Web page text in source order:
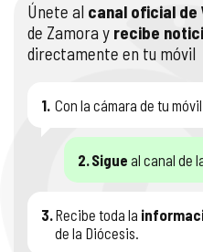
Únete al canal oficial de
de Zamora y recibe
directamente en tu móvil
1. Con la cámara de tu móvil
2.Sigue al canal de
3.Recibe toda la
de la Diócesis.
COMPLIANCE
RENDICIÓN CUENTAS
PREGUNTAS FRECUENTES
PASTORAL SAMARITANA
VIDA CONSAGRADA
IMÁGENES